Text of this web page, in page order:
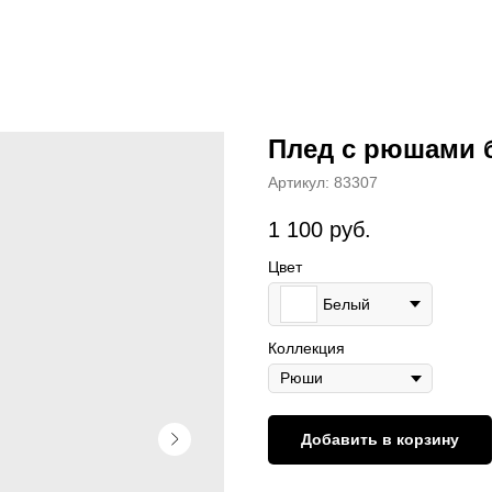
Плед с рюшами
Артикул: 83307
1 100 руб.
Цвет
Белый
Коллекция
Добавить в корзину